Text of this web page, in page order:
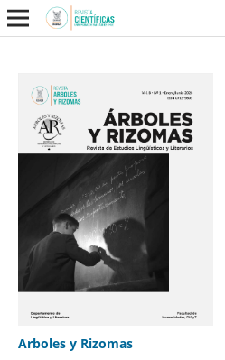
Arboles y Rizomas